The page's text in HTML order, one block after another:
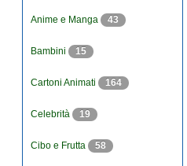
Anime e Manga 43
Bambini 15
Cartoni Animati 164
Celebrità 19
Cibo e Frutta 58